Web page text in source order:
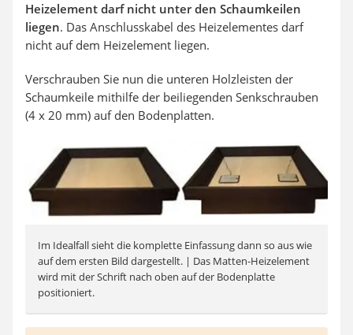
Heizelement darf nicht unter den Schaumkeilen
liegen. Das Anschlusskabel des Heizelementes darf
nicht auf dem Heizelement liegen.
Verschrauben Sie nun die unteren Holzleisten der
Schaumkeile mithilfe der beiliegenden Senkschrauben
(4 x 20 mm) auf den Bodenplatten.
Im Idealfall sieht die komplette Einfassung dann so aus wie
auf dem ersten Bild dargestellt. | Das Matten-Heizelement
wird mit der Schrift nach oben auf der Bodenplatte
positioniert.